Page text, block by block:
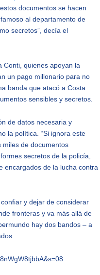
documentos se hacen
al departamento de
secretos”, decía el
Conti, quienes apoyan la
un pago millonario para no
banda que atacó a Costa
sensibles y secretos.
de datos necesaria y
la política. “Si ignora este
miles de documentos
secretos de la policía,
encargados de la lucha contra
y dejar de considerar
fronteras y va más allá de
hay dos bandos – a